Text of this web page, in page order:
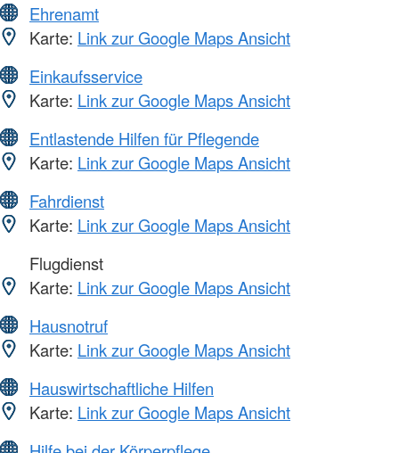
Ehrenamt
Karte: Link zur Google Maps Ansicht
Einkaufsservice
Karte: Link zur Google Maps Ansicht
Entlastende Hilfen für Pflegende
Karte: Link zur Google Maps Ansicht
Fahrdienst
Karte: Link zur Google Maps Ansicht
Flugdienst
Karte: Link zur Google Maps Ansicht
Hausnotruf
Karte: Link zur Google Maps Ansicht
Hauswirtschaftliche Hilfen
Karte: Link zur Google Maps Ansicht